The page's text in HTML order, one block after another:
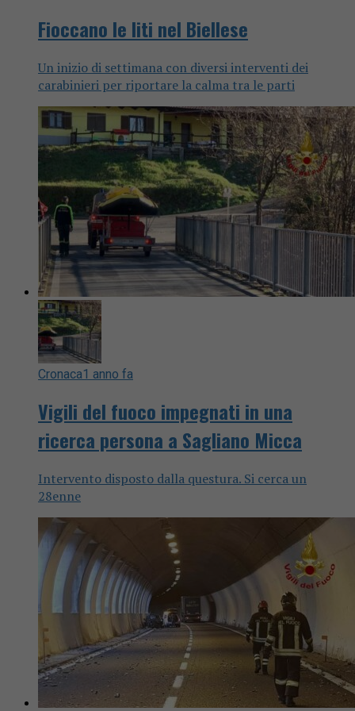
Fioccano le liti nel Biellese
Un inizio di settimana con diversi interventi dei
carabinieri per riportare la calma tra le parti
Cronaca1 anno fa
Vigili del fuoco impegnati in una
ricerca persona a Sagliano Micca
Intervento disposto dalla questura. Si cerca un
28enne